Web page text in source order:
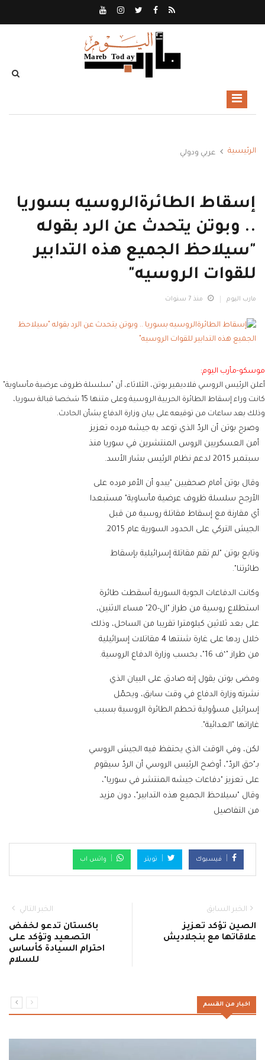
الرئيسية عربي ودولي
إسقاط الطائرةالروسيه بسوريا
.. وبوتن يتحدث عن الرد بقوله
"سيلاحظ الجميع هذه التدابير
للقوات الروسيه"
مارب اليوم منذ 7 سنوات
موسكو-مأرب اليوم:
أعلن الرئيس الروسي فلاديمير بوتن، الثلاثاء، أن "سلسلة ظروف عرضية مأساوية"
كانت وراء إسقاط الطائرة الحربية الروسية وعلى متنها 15 شخصا قبالة سوريا،
وذلك بعد ساعات من توقيعه على بيان وزارة الدفاع بشأن الحادث.
وصرح بوتن أن الردّ الذي توعد به جيشه مرده تعزيز
أمن العسكريين الروس المنتشرين في سوريا منذ
سبتمبر 2015 لدعم نظام الرئيس بشار الأسد.
وقال بوتن أمام صحفيين "يبدو أن الأمر مرده على
الأرجح سلسلة ظروف عرضية مأساوية" مستبعدا
أي مقارنة مع إسقاط مقاتلة روسية من قبل
الجيش التركي على الحدود السورية عام 2015.
وتابع بوتن "لم تقم مقاتلة إسرائيلية بإسقاط
طائرتنا".
وكانت الدفاعات الجوية السورية أسقطت طائرة
استطلاع روسية من طراز "ال-20" مساء الاثنين،
على بعد ثلاثين كيلومترا تقريبا من الساحل، وذلك
خلال ردها على غارة شنتها 4 مقاتلات إسرائيلية
من طراز "‘ف 16"، بحسب وزارة الدفاع الروسية.
ومضى بوتن يقول إنه صادق على البيان الذي
نشرته وزارة الدفاع في وقت سابق، ويحمّل
إسرائيل مسؤولية تحطم الطائرة الروسية بسبب
غاراتها "العدائية".
لكن، وفي الوقت الذي يحتفظ فيه الجيش الروسي
بـ"حق الردّ"، أوضح الرئيس الروسي أن الردّ سيقوم
على تعزيز "دفاعات جيشه المنتشر في سوريا"،
وقال "سيلاحظ الجميع هذه التدابير"، دون مزيد
من التفاصيل
فيسبوك تويتر واتس اب
الخبر السابق
الصين تؤكد تعزيز
علاقاتها مع بنجلاديش
الخبر التالي
باكستان تدعو لخفض
التصعيد وتؤكد على
احترام السيادة كأساس
للسلام
اخبار من القسم